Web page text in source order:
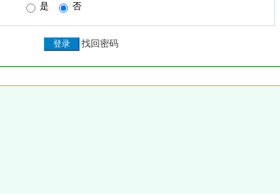
是 否
找回密码